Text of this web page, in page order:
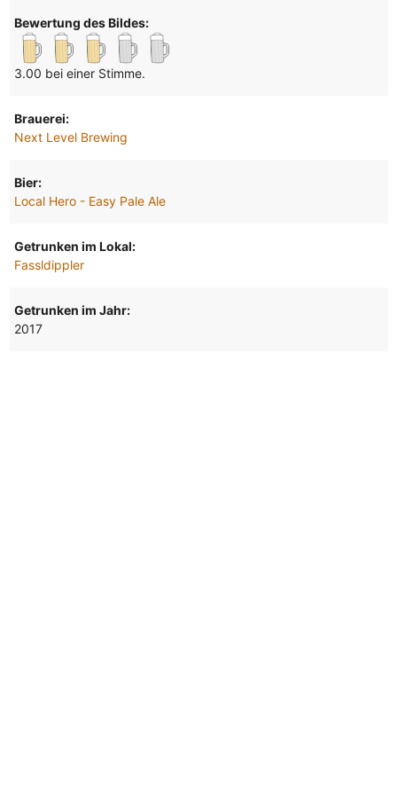
Bewertung des Bildes:
3.00 bei einer Stimme.
Brauerei:
Next Level Brewing
Bier:
Local Hero - Easy Pale Ale
Getrunken im Lokal:
Fassldippler
Getrunken im Jahr:
2017